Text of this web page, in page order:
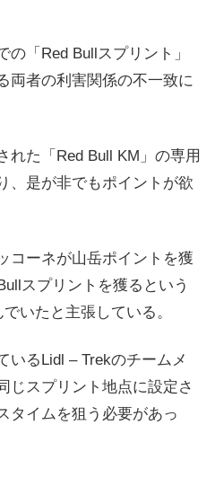
「Red Bullスプリント」
両者の利害関係の不一致に
れた「Red Bull KM」の専用
、是が非でもポイントが欲
コーネが山岳ポイントを獲
スプリントを獲るという
いたと主張している。
いるLidl – Trekのチームメ
じスプリント地点に設定さ
タイムを狙う必要があっ